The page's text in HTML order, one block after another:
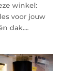
winkel:
voor jouw
dak....